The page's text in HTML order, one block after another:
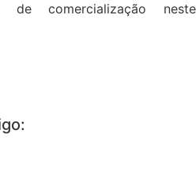
de comercialização neste